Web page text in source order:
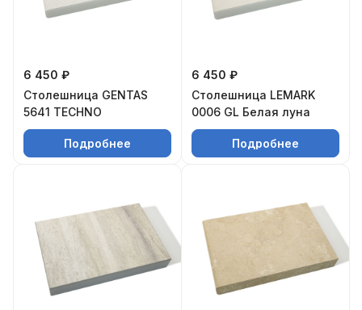
6 450 ₽
Столешница GENTAS
5641 TECHNO
Подробнее
6 450 ₽
Столешница LEMARK
0006 GL Белая луна
Подробнее